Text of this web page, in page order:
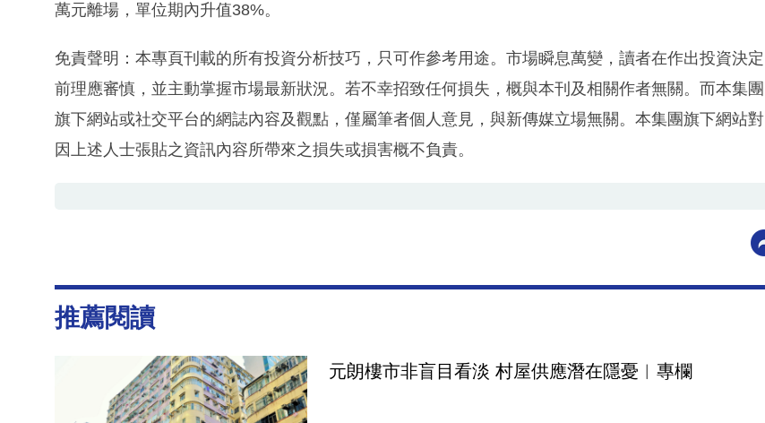
萬元離場，單位期內升值38%。
免責聲明：本專頁刊載的所有投資分析技巧，只可作參考用途。市場瞬息萬變，讀者在作出投資決定
前理應審慎，並主動掌握市場最新狀況。若不幸招致任何損失，概與本刊及相關作者無關。而本集團
旗下網站或社交平台的網誌內容及觀點，僅屬筆者個人意見，與新傳媒立場無關。本集團旗下網站對
因上述人士張貼之資訊內容所帶來之損失或損害概不負責。
推薦閱讀
元朗樓市非盲目看淡 村屋供應潛在隱憂︳專欄